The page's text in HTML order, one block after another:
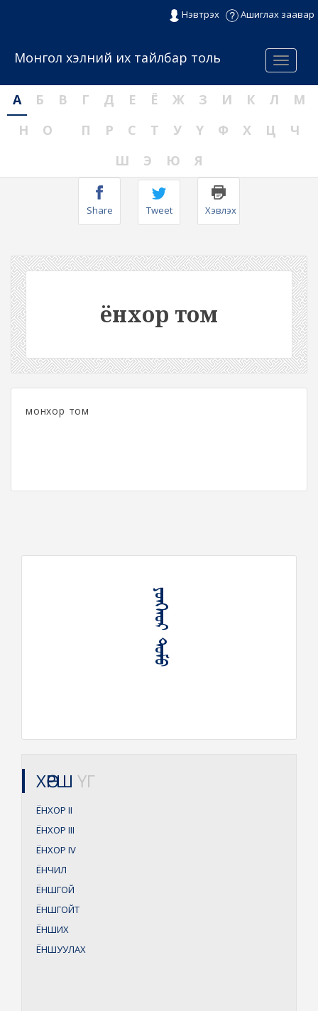
Нэвтрэх Ашиглах заавар
Menu
Монгол хэлний их тайлбар толь
А Б В Г Д Е Ё Ж З И К Л
М
Н
О П Р С Т У Ү Ф Х Ц
Ч
Ш
Э Ю Я
Share Tweet Хэвлэх
ёнхор том
монхор том
ᠶᠣᠩᠬᠤᠷ ᠲᠣᠮᠤ
ХӨРШ ҮГ
ЁНХОР II
ЁНХОР III
ЁНХОР IV
ЁНЧИЛ
ЁНШГОЙ
ЁНШГОЙТ
ЁНШИХ
ЁНШУУЛАХ